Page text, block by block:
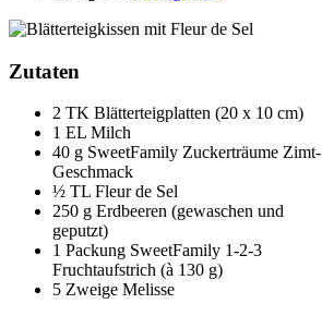
Zutaten
2 TK Blätterteigplatten (20 x 10 cm)
1 EL Milch
40 g SweetFamily Zuckerträume Zimt-
Geschmack
½ TL Fleur de Sel
250 g Erdbeeren (gewaschen und
geputzt)
1 Packung SweetFamily 1-2-3
Fruchtaufstrich (à 130 g)
5 Zweige Melisse